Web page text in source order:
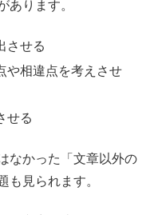
あります。
させる
や相違点を考えさせ
せる
なかった「文章以外の
も見られます。